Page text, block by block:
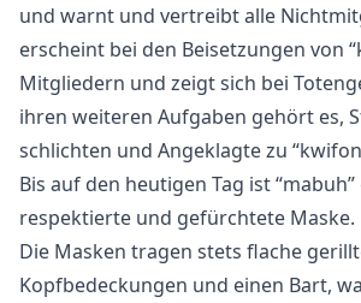
und warnt und vertreibt alle
erscheint bei den Beisetzungen von
Mitgliedern und zeigt sich bei
ihren weiteren Aufgaben gehört es,
schlichten und Angeklagte zu
Bis auf den heutigen Tag ist
respektierte und gefürchtete Maske.
Die Masken tragen stets flache
Kopfbedeckungen und einen Bart,